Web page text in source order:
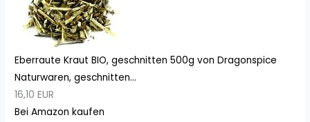
Eberraute Kraut BIO, geschnitten 500g von Dragonspice
Naturwaren, geschnitten...
16,10 EUR
Bei Amazon kaufen